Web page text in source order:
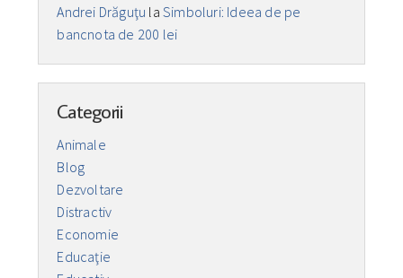
Andrei Drăguţu laSimboluri: Ideea de pe
bancnota de 200 lei
Categorii
Animale
Blog
Dezvoltare
Distractiv
Economie
Educaţie